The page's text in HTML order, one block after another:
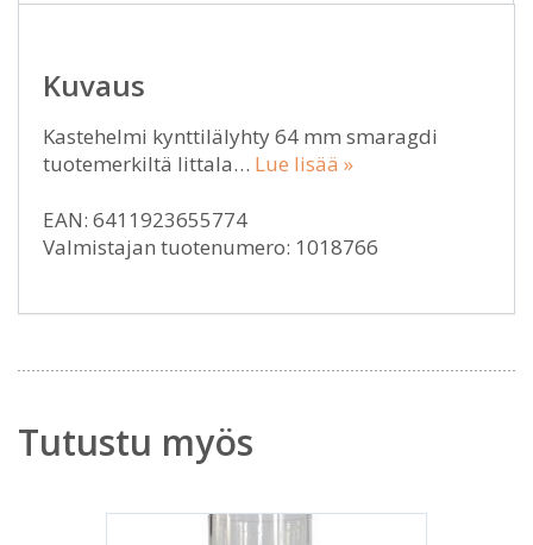
Kuvaus
Kastehelmi kynttilälyhty 64 mm smaragdi
tuotemerkiltä Iittala… Lue lisää »
EAN: 6411923655774
Valmistajan tuotenumero: 1018766
Tutustu myös